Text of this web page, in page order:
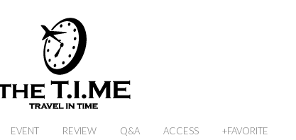
EVENT REVIEW Q&A ACCESS +FAVORITE